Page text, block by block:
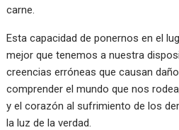
carne.
Esta capacidad de ponernos en el
mejor que tenemos a nuestra
creencias erróneas que causan
comprender el mundo que nos
y el corazón al sufrimiento de los
la luz de la verdad.